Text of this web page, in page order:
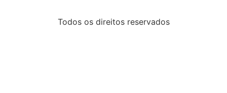
Todos os direitos reservados